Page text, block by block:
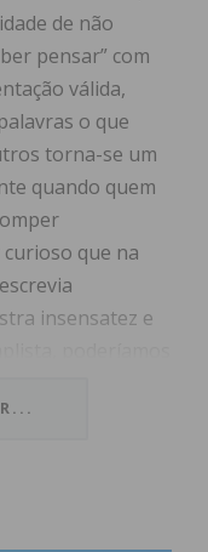
de não
pensar” com
válida,
o que
torna-se um
quando quem
que na
insensatez e
de frases ou